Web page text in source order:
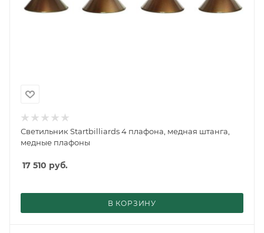
Светильник Startbilliards 4 плафона, медная штанга,
медные плафоны
17 510 руб.
В КОРЗИНУ